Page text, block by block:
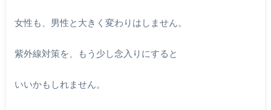
女性も、男性と大きく変わりはしません。
紫外線対策を、もう少し念入りにすると
いいかもしれません。